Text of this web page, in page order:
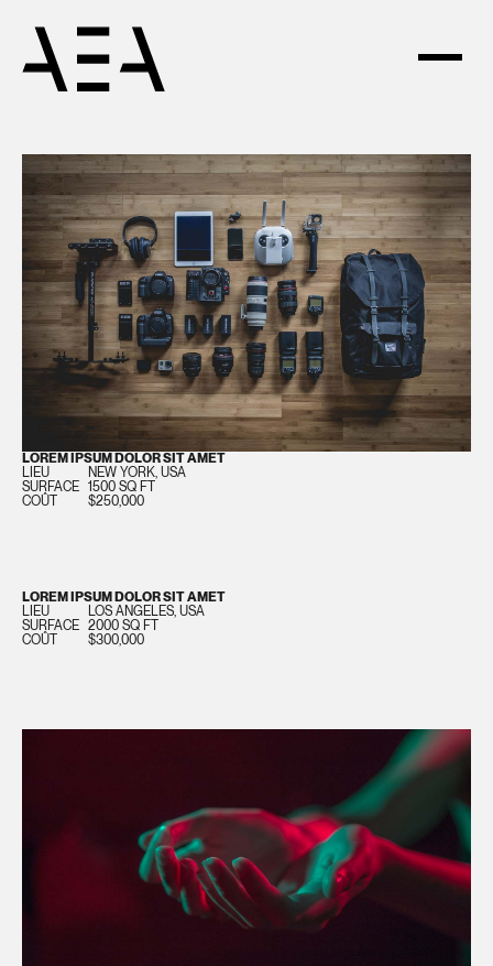
LOREM IPSUM DOLOR SIT AMET
LIEU
NEW YORK, USA
SURFACE 1500 SQ FT
COÛT
$250,000
LOREM IPSUM DOLOR SIT AMET
LIEU
LOS ANGELES, USA
SURFACE 2000 SQ FT
COÛT
$300,000